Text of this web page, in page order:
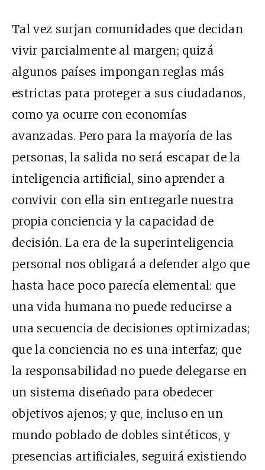
Tal vez surjan comunidades que decidan
vivir parcialmente al margen; quizá
algunos países impongan reglas más
estrictas para proteger a sus ciudadanos,
como ya ocurre con economías
avanzadas. Pero para la mayoría de las
personas, la salida no será escapar de la
inteligencia artificial, sino aprender a
convivir con ella sin entregarle nuestra
propia conciencia y la capacidad de
decisión. La era de la superinteligencia
personal nos obligará a defender algo que
hasta hace poco parecía elemental: que
una vida humana no puede reducirse a
una secuencia de decisiones optimizadas;
que la conciencia no es una interfaz; que
la responsabilidad no puede delegarse en
un sistema diseñado para obedecer
objetivos ajenos; y que, incluso en un
mundo poblado de dobles sintéticos, y
presencias artificiales, seguirá existiendo